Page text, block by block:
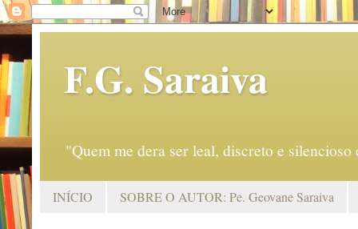
F.G. Saraiva
"Quem me dera ser leal, discreto e
INÍCIO SOBRE O AUTOR: Pe. Geovane Saraiva